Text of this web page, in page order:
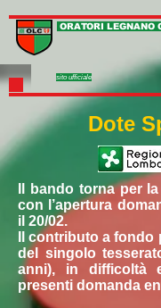
ORATORI LEGNANO
sito ufficiale
Dote
Il bando torna per
con l’apertura
il 20/02.
Il contributo a fondo
del singolo
anni), in difficoltà
presenti domanda